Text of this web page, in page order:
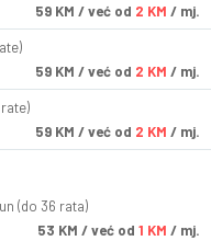
59 KM / već od 2 KM / mj.
59 KM / već od 2 KM / mj.
59 KM / već od 2 KM / mj.
(do 36 rata)
53 KM / već od 1 KM / mj.